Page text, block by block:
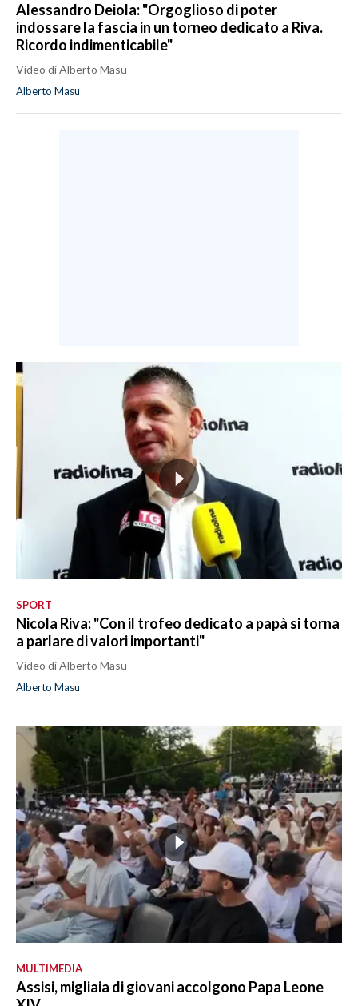
Alessandro Deiola: "Orgoglioso di poter
indossare la fascia in un torneo dedicato a Riva.
Ricordo indimenticabile"
Video di Alberto Masu
Alberto Masu
SPORT
Nicola Riva: "Con il trofeo dedicato a papà si torna
a parlare di valori importanti"
Video di Alberto Masu
Alberto Masu
MULTIMEDIA
Assisi, migliaia di giovani accolgono Papa Leone